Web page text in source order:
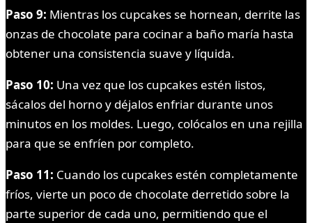
Paso 9: Mientras los cupcakes se hornean, derrite las
onzas de chocolate para cocinar a baño maría hasta
obtener una consistencia suave y líquida.
Paso 10: Una vez que los cupcakes estén listos,
sácalos del horno y déjalos enfriar durante unos
minutos en los moldes. Luego, colócalos en una rejilla
para que se enfríen por completo.
Paso 11: Cuando los cupcakes estén completamente
fríos, vierte un poco de chocolate derretido sobre la
parte superior de cada uno, permitiendo que el